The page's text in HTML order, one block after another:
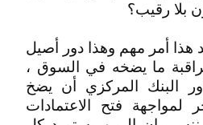
بلا رقيب؟
هذا أمر مهم وهذا دور أصيل
ما يضخه في السوق ،
البنك المركزي أن يضخ
لمواجهة فتح الاعتمادات